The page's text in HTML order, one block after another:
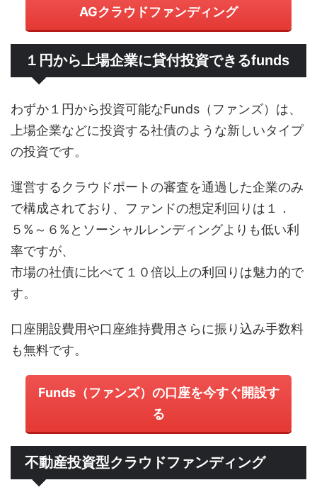
AGクラウドファンディング
１円から上場企業に貸付投資できるfunds
わずか１円から投資可能なFunds（ファンズ）は、
上場企業などに投資する社債のような新しいタイプ
の投資です。
運営するクラウドポートの審査を通過した企業のみ
で構成されており、ファンドの想定利回りは１．
５%～６%とソーシャルレンディングよりも低い利
率ですが、
市場の社債に比べて１０倍以上の利回りは魅力的で
す。
口座開設費用や口座維持費用さらに振り込み手数料
も無料です。
Funds（ファンズ）の口座を今すぐ開設す
る
不動産投資型クラウドファンディング